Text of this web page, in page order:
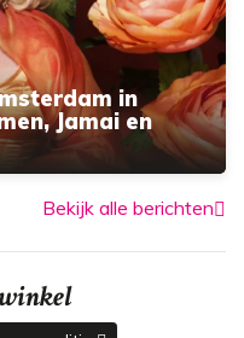
in
Jamai en
Bekijk alle berichten